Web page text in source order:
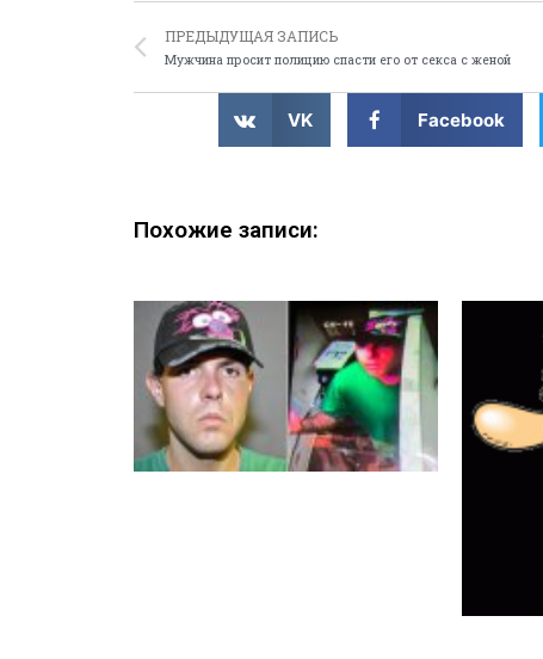
ПРЕДЫДУЩАЯ ЗАПИСЬ
Мужчина просит полицию спасти его от секса с женой
VK Facebook
Похожие записи: